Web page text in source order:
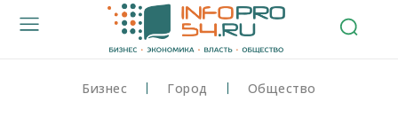
Бизнес Город Общество